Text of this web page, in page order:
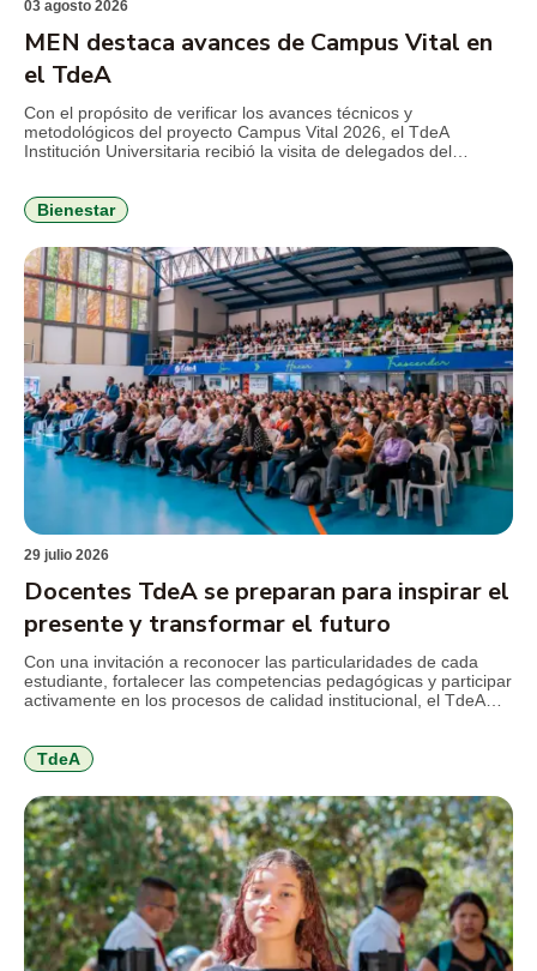
03 agosto 2026
MEN destaca avances de Campus Vital en
el TdeA
Con el propósito de verificar los avances técnicos y
metodológicos del proyecto Campus Vital 2026, el TdeA
Institución Universitaria recibió la visita de delegados del
estudiantil y consolidar estrategias de bienestar con enfoque
integral. Durante la jornada, el […]
Bienestar
29 julio 2026
Docentes TdeA se preparan para inspirar el
presente y transformar el futuro
Con una invitación a reconocer las particularidades de cada
estudiante, fortalecer las competencias pedagógicas y participar
activamente en los procesos de calidad institucional, el TdeA
docentes nuevos y antiguos alrededor de los principales retos
que plantea […]
TdeA